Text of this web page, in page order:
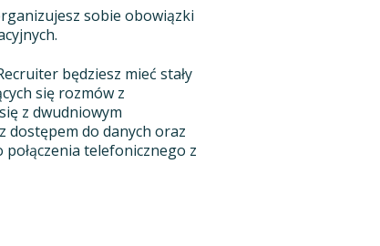
sobie obowiązki
będziesz mieć stały
się rozmów z
z dwudniowym
dostępem do danych oraz
telefonicznego z